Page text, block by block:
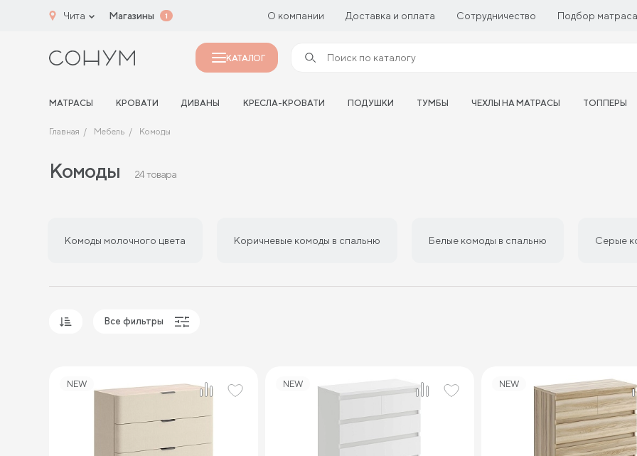
Чита Магазины 1 О компании Доставка и оплата Сотрудничество Подбор
КАТАЛОГ
МАТРАСЫ КРОВАТИ ДИВАНЫ КРЕСЛА-КРОВАТИ ПОДУШКИ ТУМБЫ ЧЕХЛЫ НА МАТРАСЫ ТОППЕРЫ
Главная Мебель Комоды
Комоды 24 товара
Комоды молочного цвета Коричневые комоды в спальню Белые комоды в спальню Серые
Сначала дорогие
Все фильтры
NEW NEW NEW